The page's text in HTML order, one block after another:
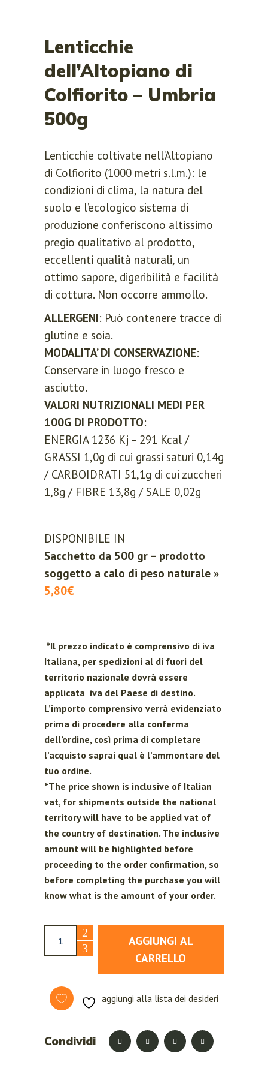
Lenticchie
dell’Altopiano di
Colfiorito – Umbria
500g
Lenticchie coltivate nell’Altopiano
di Colfiorito (1000 metri s.l.m.): le
condizioni di clima, la natura del
suolo e l’ecologico sistema di
produzione conferiscono altissimo
pregio qualitativo al prodotto,
eccellenti qualità naturali, un
ottimo sapore, digeribilità e facilità
di cottura. Non occorre ammollo.
ALLERGENI: Può contenere tracce di
glutine e soia.
MODALITA’ DI CONSERVAZIONE:
Conservare in luogo fresco e
asciutto.
VALORI NUTRIZIONALI MEDI PER
100G DI PRODOTTO:
ENERGIA 1236 Kj – 291 Kcal /
GRASSI 1,0g di cui grassi saturi 0,14g
/ CARBOIDRATI 51,1g di cui zuccheri
1,8g / FIBRE 13,8g / SALE 0,02g
DISPONIBILE IN
Sacchetto da 500 gr – prodotto
soggetto a calo di peso naturale »
5,80€
*Il prezzo indicato è comprensivo di iva
Italiana, per spedizioni al di fuori del
territorio nazionale dovrà essere
applicata iva del Paese di destino.
L’importo comprensivo verrà evidenziato
prima di procedere alla conferma
dell’ordine, così prima di completare
l’acquisto saprai qual è l’ammontare del
tuo ordine.
*The price shown is inclusive of Italian
vat, for shipments outside the national
territory will have to be applied vat of
the country of destination. The inclusive
amount will be highlighted before
proceeding to the order confirmation, so
before completing the purchase you will
know what is the amount of your order.
Lenticchie dell'Altopiano di Colfiorito - Umbria
AGGIUNGI AL
CARRELLO
aggiungi alla lista dei desideri
Condividi